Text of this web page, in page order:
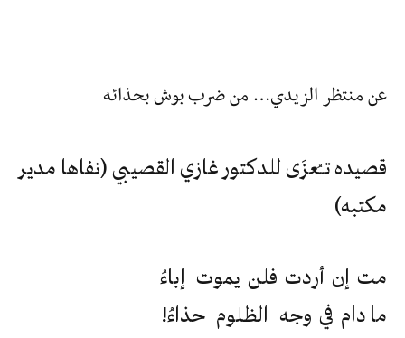
عن منتظر الزيدي‏… من ضرب بوش بحذائه
قصيده تــُعزَى للدكتور غازي القصيبي (نفاها مدير
مكتبه)
مت إن أردت فلن يموت إباءُ
ما دام في وجه الظلوم حذاءُ!